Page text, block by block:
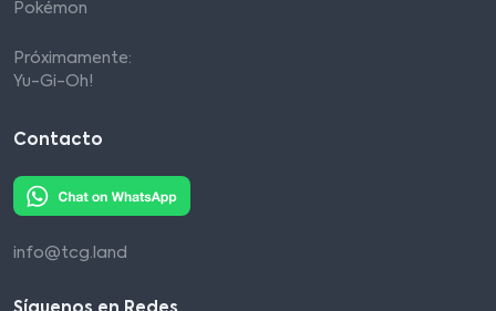
Pokémon
Próximamente:
Yu-Gi-Oh!
Contacto
info@tcg.land